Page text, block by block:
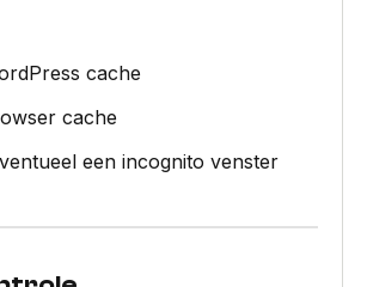
cache
cache
een incognito venster